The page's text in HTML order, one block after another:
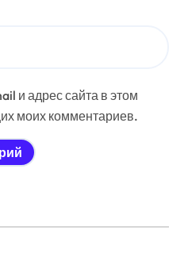
и адрес сайта в этом
моих комментариев.